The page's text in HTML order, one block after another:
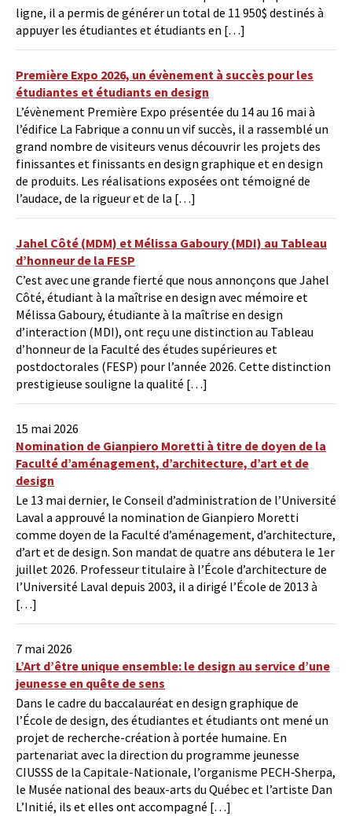
ligne, il a permis de générer un total de 11 950$ destinés à
appuyer les étudiantes et étudiants en […]
Première Expo 2026, un évènement à succès pour les
étudiantes et étudiants en design
L’évènement Première Expo présentée du 14 au 16 mai à
l’édifice La Fabrique a connu un vif succès, il a rassemblé un
grand nombre de visiteurs venus découvrir les projets des
finissantes et finissants en design graphique et en design
de produits. Les réalisations exposées ont témoigné de
l’audace, de la rigueur et de la […]
Jahel Côté (MDM) et Mélissa Gaboury (MDI) au Tableau
d’honneur de la FESP
C’est avec une grande fierté que nous annonçons que Jahel
Côté, étudiant à la maîtrise en design avec mémoire et
Mélissa Gaboury, étudiante à la maîtrise en design
d’interaction (MDI), ont reçu une distinction au Tableau
d’honneur de la Faculté des études supérieures et
postdoctorales (FESP) pour l’année 2026. Cette distinction
prestigieuse souligne la qualité […]
15 mai 2026
Nomination de Gianpiero Moretti à titre de doyen de la
Faculté d’aménagement, d’architecture, d’art et de
design
Le 13 mai dernier, le Conseil d’administration de l’Université
Laval a approuvé la nomination de Gianpiero Moretti
comme doyen de la Faculté d’aménagement, d’architecture,
d’art et de design. Son mandat de quatre ans débutera le 1er
juillet 2026. Professeur titulaire à l’École d’architecture de
l’Université Laval depuis 2003, il a dirigé l’École de 2013 à
[…]
7 mai 2026
L’Art d’être unique ensemble: le design au service d’une
jeunesse en quête de sens
Dans le cadre du baccalauréat en design graphique de
l’École de design, des étudiantes et étudiants ont mené un
projet de recherche-création à portée humaine. En
partenariat avec la direction du programme jeunesse
CIUSSS de la Capitale-Nationale, l’organisme PECH‑Sherpa,
le Musée national des beaux-arts du Québec et l’artiste Dan
L’Initié, ils et elles ont accompagné […]